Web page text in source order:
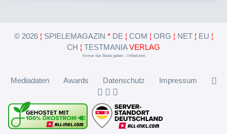
© 2026 ¦ SPIELEMAGAZIN * DE ¦ COM ¦ ORG ¦ NET ¦ EU ¦
CH ¦ TESTMANIAVERLAG
Immer das Beste geben - Unbekannt
Mediadaten Awards Datenschutz Impressum